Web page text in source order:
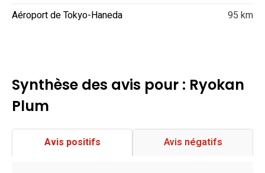
Aéroport de Tokyo-Haneda
95 km
Synthèse des avis pour : Ryokan
Plum
Avis positifs Avis négatifs